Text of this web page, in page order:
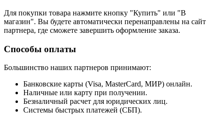
Для покупки товара нажмите кнопку "Купить" или "В
магазин". Вы будете автоматически перенаправлены на сайт
партнера, где сможете завершить оформление заказа.
Способы оплаты
Большинство наших партнеров принимают:
Банковские карты (Visa, MasterCard, МИР) онлайн.
Наличные или карту при получении.
Безналичный расчет для юридических лиц.
Системы быстрых платежей (СБП).